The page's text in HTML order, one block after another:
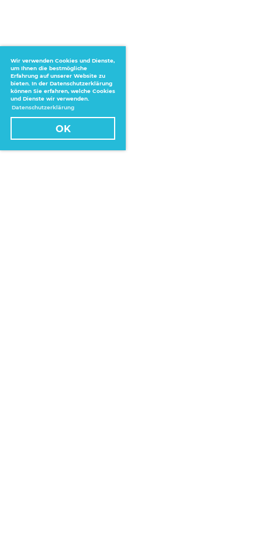
Wir verwenden Cookies und Dienste,
um Ihnen die bestmögliche
Erfahrung auf unserer Website zu
bieten. In der Datenschutzerklärung
können Sie erfahren, welche Cookies
und Dienste wir verwenden.
Datenschutzerklärung
OK